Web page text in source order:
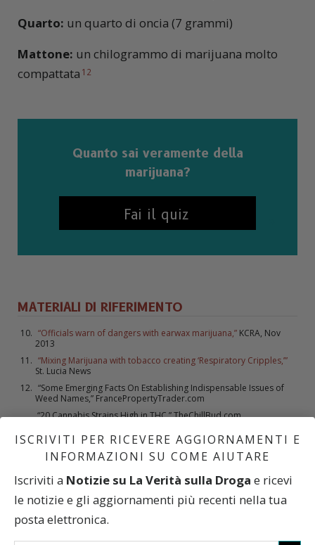
Quarto: un quarto di oncia (7 grammi)
Mattone: un chilogrammo di marijuana molto
compattata 12
Quanto sai veramente della
marijuana?
Fai il quiz
MATERIALI DI RIFERIMENTO
“Officials warn of dangers with earwax marijuana,” KCRA, Nov
2013
“Mixing Marijuana with tobacco creating ‘Respiratory Cripples,’”
St. Lucia News
“Some Emerging Facts On Establishing Indispensable Issues of
Weed Names,” FrancePropertyTrader.com
“20 Cannabis Strains High in THC,” TheChillBud.com
PRECEDENTE
Dabbing
ISCRIVITI PER RICEVERE AGGIORNAMENTI E
INFORMAZIONI SU COME AIUTARE
Iscriviti a Notizie su La Verità sulla Droga e ricevi
le notizie e gli aggiornamenti più recenti nella tua
posta elettronica.